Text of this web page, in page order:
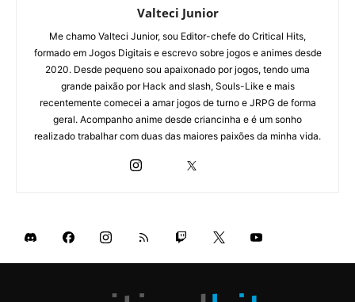
Valteci Junior
Me chamo Valteci Junior, sou Editor-chefe do Critical Hits,
formado em Jogos Digitais e escrevo sobre jogos e animes desde
2020. Desde pequeno sou apaixonado por jogos, tendo uma
grande paixão por Hack and slash, Souls-Like e mais
recentemente comecei a amar jogos de turno e JRPG de forma
geral. Acompanho anime desde criancinha e é um sonho
realizado trabalhar com duas das maiores paixões da minha vida.